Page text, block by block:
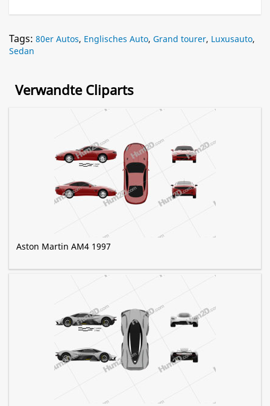
Tags: 80er Autos, Englisches Auto, Grand tourer, Luxusauto,
Sedan
Verwandte Cliparts
Aston Martin AM4 1997